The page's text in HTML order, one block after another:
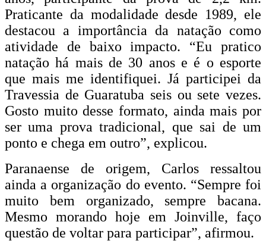
Praticante da modalidade desde 1989, ele
destacou a importância da natação como
atividade de baixo impacto. “Eu pratico
natação há mais de 30 anos e é o esporte
que mais me identifiquei. Já participei da
Travessia de Guaratuba seis ou sete vezes.
Gosto muito desse formato, ainda mais por
ser uma prova tradicional, que sai de um
ponto e chega em outro”, explicou.
Paranaense de origem, Carlos ressaltou
ainda a organização do evento. “Sempre foi
muito bem organizado, sempre bacana.
Mesmo morando hoje em Joinville, faço
questão de voltar para participar”, afirmou.